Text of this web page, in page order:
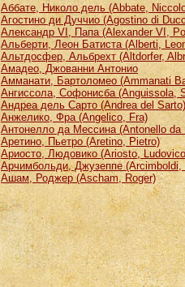
Аббате, Николо дель (Abbate,
Агостино ди Дуччио (Agostino di
Александр VI, Папа (Alexander VI,
Альберти, Леон Батиста (Alberti,
Альтдосфер, Альбрехт (Altdorfer,
Амадео, Джованни Антонио
Амманати, Бартоломео (Ammanati
Ангиссола, Софонисба (Anguissola,
Андреа дель Сарто (Andrea del Sarto)
Анжелико, Фра (Angelico, Fra)
Антонелло да Мессина (Antonello da
Аретино, Пьетро (Aretino, Pietro)
Ариосто, Людовико (Ariosto,
Арчимбольди, Джузеппе (Arcimboldi,
Ашам, Роджер (Ascham, Roger)